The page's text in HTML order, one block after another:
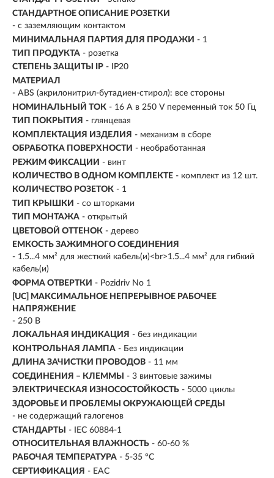
СТАНДАРТНОЕ ОПИСАНИЕ РОЗЕТКИ
- с заземляющим контактом
МИНИМАЛЬНАЯ ПАРТИЯ ДЛЯ ПРОДАЖИ - 1
ТИП ПРОДУКТА - розетка
СТЕПЕНЬ ЗАЩИТЫ IP - IP20
МАТЕРИАЛ
- ABS (акрилонитрил-бутадиен-стирол): все стороны
НОМИНАЛЬНЫЙ ТОК - 16 A в 250 V переменный ток 50 Гц
ТИП ПОКРЫТИЯ - глянцевая
КОМПЛЕКТАЦИЯ ИЗДЕЛИЯ - механизм в сборе
ОБРАБОТКА ПОВЕРХНОСТИ - необработанная
РЕЖИМ ФИКСАЦИИ - винт
КОЛИЧЕСТВО В ОДНОМ КОМПЛЕКТЕ - комплект из 12 шт.
КОЛИЧЕСТВО РОЗЕТОК - 1
ТИП КРЫШКИ - со шторками
ТИП МОНТАЖА - открытый
ЦВЕТОВОЙ ОТТЕНОК - дерево
ЕМКОСТЬ ЗАЖИМНОГО СОЕДИНЕНИЯ
- 1.5...4 мм² для жесткий кабель(и)<br>1.5...4 мм² для гибкий
кабель(и)
ФОРМА ОТВЕРТКИ - Pozidriv No 1
[UC] МАКСИМАЛЬНОЕ НЕПРЕРЫВНОЕ РАБОЧЕЕ
НАПРЯЖЕНИЕ
- 250 В
ЛОКАЛЬНАЯ ИНДИКАЦИЯ - без индикации
КОНТРОЛЬНАЯ ЛАМПА - Без индикации
ДЛИНА ЗАЧИСТКИ ПРОВОДОВ - 11 мм
СОЕДИНЕНИЯ – КЛЕММЫ
- 3 винтовые зажимы
ЭЛЕКТРИЧЕСКАЯ ИЗНОСОСТОЙКОСТЬ - 5000 циклы
ЗДОРОВЬЕ И ПРОБЛЕМЫ ОКРУЖАЮЩЕЙ СРЕДЫ
- не содержащий галогенов
СТАНДАРТЫ
- IEC 60884-1
ОТНОСИТЕЛЬНАЯ ВЛАЖНОСТЬ - 60-60 %
РАБОЧАЯ ТЕМПЕРАТУРА - 5-35 °C
СЕРТИФИКАЦИЯ - EAC